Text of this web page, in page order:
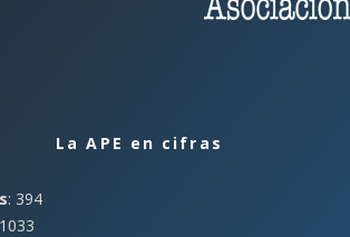
La APE en cifras
: 394